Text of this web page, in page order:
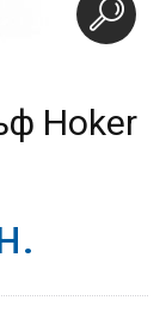
Hoker